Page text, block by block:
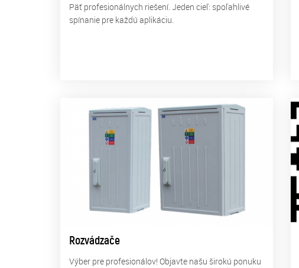
Päť profesionálnych riešení. Jeden cieľ: spoľahlivé
spínanie pre každú aplikáciu.
Rozvádzače
Výber pre profesionálov! Objavte našu širokú ponuku